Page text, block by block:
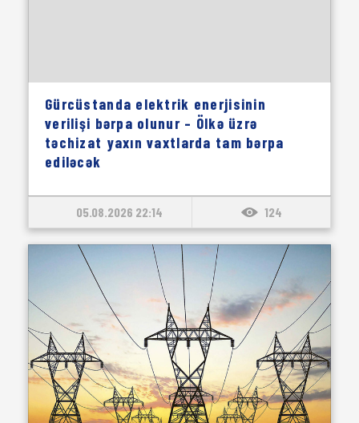
Gürcüstanda elektrik enerjisinin
verilişi bərpa olunur – Ölkə üzrə
təchizat yaxın vaxtlarda tam bərpa
ediləcək
05.08.2026 22:14 124